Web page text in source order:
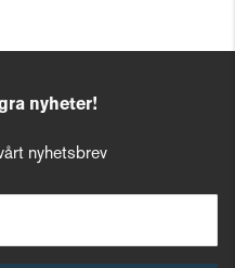
nyheter!
nyhetsbrev